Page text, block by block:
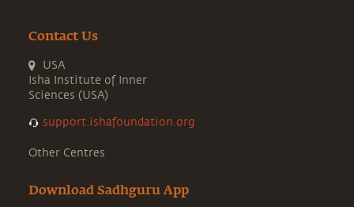
Contact Us
USA
Isha Institute of Inner
Sciences (USA)
support.ishafoundation.org
Other Centres
Download Sadhguru App